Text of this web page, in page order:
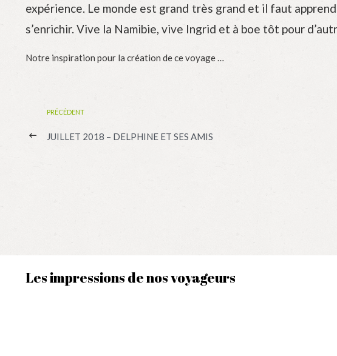
expérience. Le monde est grand très grand et il faut
s’enrichir. Vive la Namibie, vive Ingrid et à boe tôt pour
Notre inspiration pour la création de ce voyage …
PRÉCÉDENT
JUILLET 2018 – DELPHINE ET SES AMIS
Les impressions de nos voyageurs